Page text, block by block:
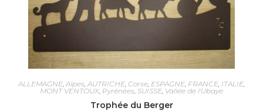
ALLEMAGNE Alpes AUTRICHE Corse ESPAGNE FRANCE ITALIE
MONT VENTOUX Pyrénées SUISSE Vallée de l'Ubaye
Trophée du Berger